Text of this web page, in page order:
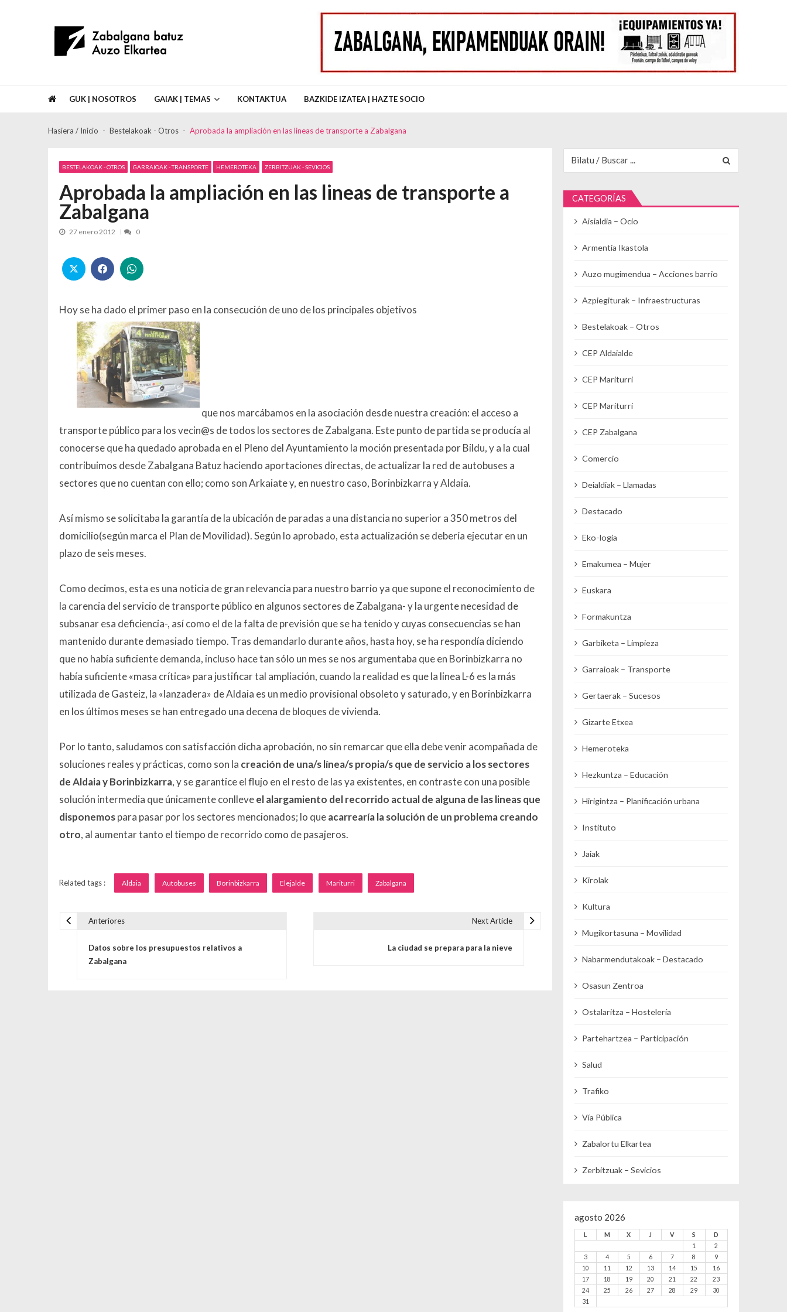
Asociación de Vecinos Zabalgana Batuz Auzo Elkartea
GUK | NOSOTROS GAIAK | TEMAS KONTAKTUA BAZKIDE IZATEA | HAZTE SOCIO
Hasiera / Inicio Bestelakoak - Otros Aprobada la ampliación en las lineas de transporte a Zabalgana
BESTELAKOAK - OTROS GARRAIOAK - TRANSPORTE HEMEROTEKA ZERBITZUAK - SEVICIOS
Aprobada la ampliación en las lineas de transporte a
Zabalgana
27 enero 2012 0
Hoy se ha dado el primer paso en la consecución de uno de los principales objetivos
que nos marcábamos en la asociación desde nuestra creación: el acceso a
transporte público para los vecin@s de todos los sectores de Zabalgana. Este punto de partida se producía al
conocerse que ha quedado aprobada en el Pleno del Ayuntamiento la moción presentada por Bildu, y a la cual
contribuimos desde Zabalgana Batuz haciendo aportaciones directas, de actualizar la red de autobuses a
sectores que no cuentan con ello; como son Arkaiate y, en nuestro caso, Borinbizkarra y Aldaia.
Así mismo se solicitaba la garantía de la ubicación de paradas a una distancia no superior a 350 metros del
domicilio(según marca el Plan de Movilidad). Según lo aprobado, esta actualización se debería ejecutar en un
plazo de seis meses.
Como decimos, esta es una noticia de gran relevancia para nuestro barrio ya que supone el reconocimiento de
la carencia del servicio de transporte público en algunos sectores de Zabalgana- y la urgente necesidad de
subsanar esa deficiencia-, así como el de la falta de previsión que se ha tenido y cuyas consecuencias se han
mantenido durante demasiado tiempo. Tras demandarlo durante años, hasta hoy, se ha respondía diciendo
que no había suficiente demanda, incluso hace tan sólo un mes se nos argumentaba que en Borinbizkarra no
había suficiente «masa crítica» para justificar tal ampliación, cuando la realidad es que la linea L-6 es la más
utilizada de Gasteiz, la «lanzadera» de Aldaia es un medio provisional obsoleto y saturado, y en Borinbizkarra
en los últimos meses se han entregado una decena de bloques de vivienda.
Por lo tanto, saludamos con satisfacción dicha aprobación, no sin remarcar que ella debe venir acompañada de
soluciones reales y prácticas, como son la creación de una/s línea/s propia/s que de servicio a los sectores
de Aldaia y Borinbizkarra, y se garantice el flujo en el resto de las ya existentes, en contraste con una posible
solución intermedia que únicamente conlleveel alargamiento del recorrido actual de alguna de las lineas que
disponemospara pasar por los sectores mencionados; lo queacarrearía la solución de un problema creando
otro, al aumentar tanto el tiempo de recorrido como de pasajeros.
Related tags : Aldaia Autobuses Borinbizkarra Elejalde Mariturri Zabalgana
Anteriores
Datos sobre los presupuestos relativos a
Zabalgana
Next Article
La ciudad se prepara para la nieve
CATEGORÍAS
Aisialdia – Ocio
Armentia Ikastola
Auzo mugimendua – Acciones barrio
Azpiegiturak – Infraestructuras
Bestelakoak – Otros
CEP Aldaialde
CEP Mariturri
CEP Mariturri
CEP Zabalgana
Comercio
Deialdiak – Llamadas
Destacado
Eko-logia
Emakumea – Mujer
Euskara
Formakuntza
Garbiketa – Limpieza
Garraioak – Transporte
Gertaerak – Sucesos
Gizarte Etxea
Hemeroteka
Hezkuntza – Educación
Hirigintza – Planificación urbana
Instituto
Jaiak
Kirolak
Kultura
Mugikortasuna – Movilidad
Nabarmendutakoak – Destacado
Osasun Zentroa
Ostalaritza – Hostelería
Partehartzea – Participación
Salud
Trafiko
Vía Pública
Zabalortu Elkartea
Zerbitzuak – Sevicios
agosto 2026
L M X J V S
D
1
2
3
4 5 6 7 8
9
10
11 12 13 14 15
16
17
18 19 20 21 22
23
24
25 26 27 28 29
30
31